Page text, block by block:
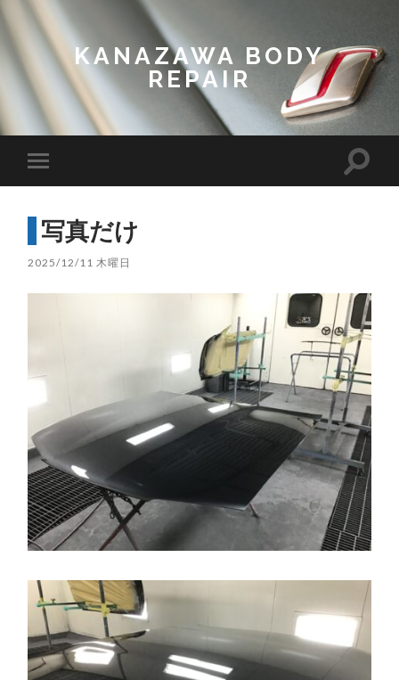
KANAZAWA BODY
REPAIR
mobile
Toggle
写真だけ
2025/12/11 木曜日